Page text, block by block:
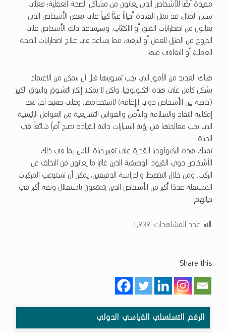
مفيدة أيضًا للأشخاص الذين يعانون من مشاكل الصحة العقلية؛ فعلى
سبيل المثال، قد تمثل القيادة أحياناً عبئاً كبيراً على بعض الأشخاص الذين
يعانون من اضطرابات القلق أو الاكتئاب. وسيساعد ذلك الأشخاص على
الخروج من المنزل للعمل أو للترفيه، مما يساعد في علاج اضطرابات الصحة
العقلية أو التعافي منها.
هناك العديد من الأمور التي يجب تسويتها قبل أن نتمكن من الاعتماد
بشكل كامل على هذه التكنولوجيا، ولكن لا يمكننا إنكار التشوق والتوق الكبير
(خاصة بين الأشخاص ذوي الإعاقة) لاستخدامها. وعلى صعيد آخر، تعد
إمكانية النفاذ والسلامة والتأمين والقوانين التشريعية من العوامل الرئيسية
التي يجب معالجتها قبل رؤية السيارات ذاتية القيادة تصبح أمراً شائعاً في
الحياة.
تمتلك هذه التكنولوجيا القدرة على تغيير حياة الناس بما في ذلك
الأشخاص ذوي القيود الوظيفية الذين غالبًا ما يعانون من التخلف عن
الركب. ومن خلال التخطيط والدراسة الدقيقتين، يمكن أن تستوعب المركبات
المستقلة عددًا أكبر من الأشخاص الذين يتمتعون باستقلال وثقة أكبر في
حياتهم.
عدد المشاهدات: 1٬939
Share this
الرقم التسلسلي القياسي الدولي